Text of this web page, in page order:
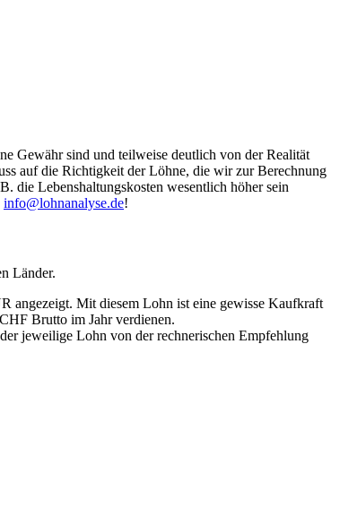
Gewähr sind und teilweise deutlich von der Realität
auf die Richtigkeit der Löhne, die wir zur Berechnung
die Lebenshaltungskosten wesentlich höher sein
info@lohnanalyse.de!
Länder.
angezeigt. Mit diesem Lohn ist eine gewisse Kaufkraft
Brutto im Jahr verdienen.
jeweilige Lohn von der rechnerischen Empfehlung